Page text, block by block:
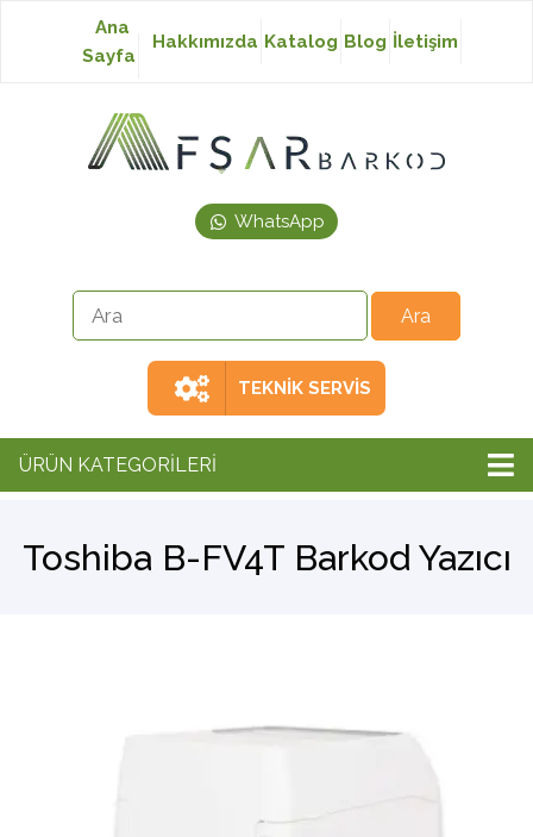
Baskısız Etiket
Japon Akmaz Yıkama
Ribon
Ana
Sayfa
Hakkımızda Katalog Blog İletişim
WhatsApp
TEKNİK SERVİS
ÜRÜN KATEGORİLERİ
Toshiba B-FV4T Barkod Yazıcı